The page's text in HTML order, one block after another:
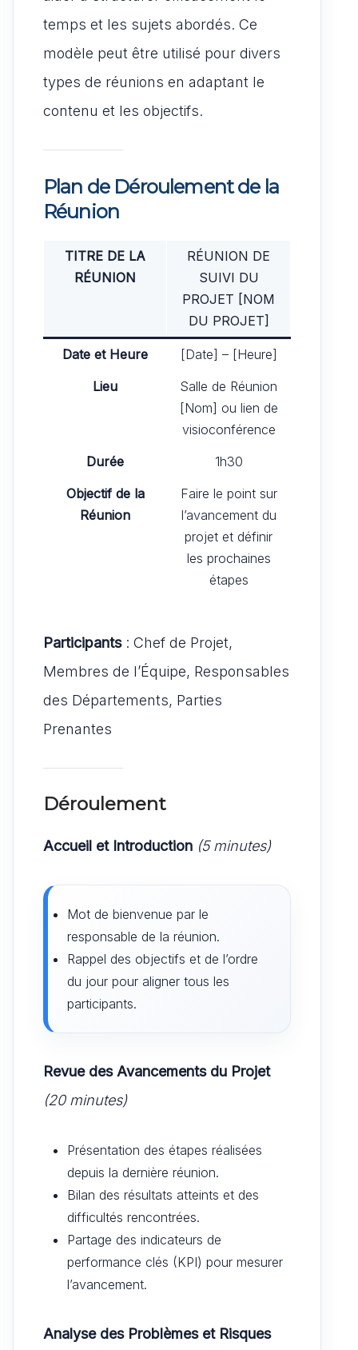
temps et les sujets abordés. Ce
modèle peut être utilisé pour divers
types de réunions en adaptant le
contenu et les objectifs.
Plan de Déroulement de la
Réunion
TITRE DE LA
RÉUNION
RÉUNION DE
SUIVI DU
PROJET [NOM
DU PROJET]
Date et Heure
[Date] – [Heure]
Lieu
Salle de Réunion
[Nom] ou lien de
visioconférence
Durée
1h30
Objectif de la
Réunion
Faire le point sur
l’avancement du
projet et définir
les prochaines
étapes
Participants: Chef de Projet,
Membres de l’Équipe, Responsables
des Départements, Parties
Prenantes
Déroulement
Accueil et Introduction (5 minutes)
Mot de bienvenue par le
responsable de la réunion.
Rappel des objectifs et de l’ordre
du jour pour aligner tous les
participants.
Revue des Avancements du Projet
(20 minutes)
Présentation des étapes réalisées
depuis la dernière réunion.
Bilan des résultats atteints et des
difficultés rencontrées.
Partage des indicateurs de
performance clés (KPI) pour mesurer
l’avancement.
Analyse des Problèmes et Risques